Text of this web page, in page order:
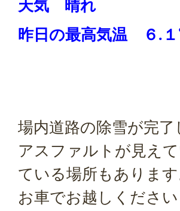
天気 晴れ
昨日の最高気温 ６.１
場内道路の除雪が完
アスファルトが見え
ている場所もありま
お車でお越しくださ